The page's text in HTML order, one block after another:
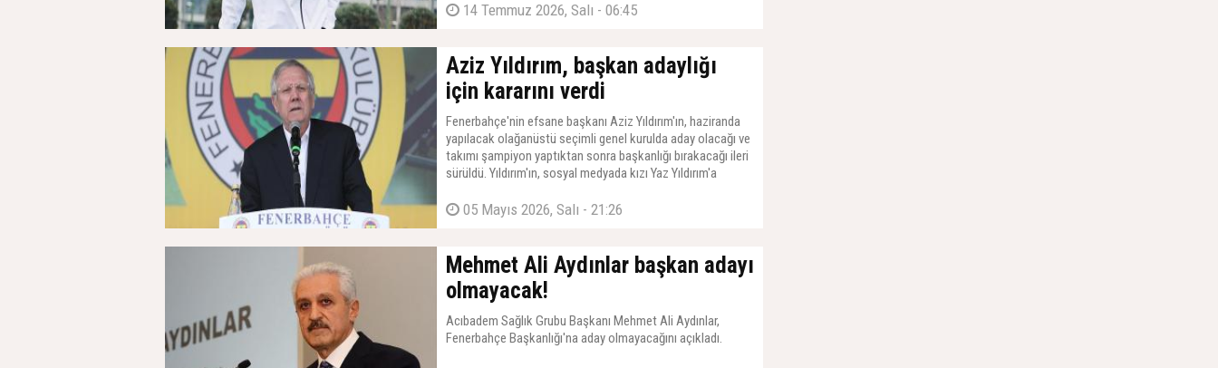
14 Temmuz 2026, Salı - 06:45
Aziz Yıldırım, başkan adaylığı
için kararını verdi
Fenerbahçe'nin efsane başkanı Aziz Yıldırım'ın, haziranda
yapılacak olağanüstü seçimli genel kurulda aday olacağı ve
takımı şampiyon yaptıktan sonra başkanlığı bırakacağı ileri
sürüldü. Yıldırım'ın, sosyal medyada kızı Yaz Yıldırım'a
bir ekiple göreve hazırlandığı kaydedildi.
05 Mayıs 2026, Salı - 21:26
Mehmet Ali Aydınlar başkan adayı
olmayacak!
Acıbadem Sağlık Grubu Başkanı Mehmet Ali Aydınlar,
Fenerbahçe Başkanlığı'na aday olmayacağını açıkladı.